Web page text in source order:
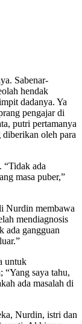
Sabenar-
hendak
dadanya. Ya
pengajar di
putri pertamanya
oleh para
“Tidak ada
masa puber,”
Nurdin membawa
mendiagnosis
ada gangguan
untuk
“Yang saya tahu,
ada masalah di
Nurdin, istri dan